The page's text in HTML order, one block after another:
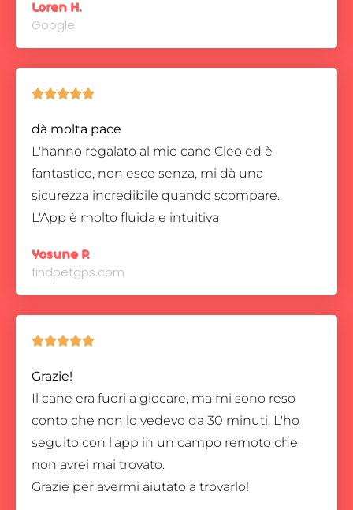
Loren H.
Google

dà molta pace
L'hanno regalato al mio cane Cleo ed è
fantastico, non esce senza, mi dà una
sicurezza incredibile quando scompare.
L'App è molto fluida e intuitiva
Yosune P.
findpetgps.com

Grazie!
Il cane era fuori a giocare, ma mi sono reso
conto che non lo vedevo da 30 minuti. L'ho
seguito con l'app in un campo remoto che
non avrei mai trovato.
Grazie per avermi aiutato a trovarlo!